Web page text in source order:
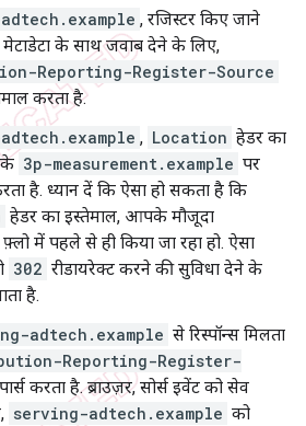
, रजिस्टर किए जाने
मेटाडेटा के साथ जवाब देने के लिए,
Reporting-Register-Source
करता है.
, Location हेडर का
3p-measurement.example पर
है. ध्यान दें कि ऐसा हो सकता है कि
हेडर का इस्तेमाल, आपके मौजूदा
में पहले से ही किया जा रहा हो. ऐसा
302 रीडायरेक्ट करने की सुविधा देने के
है.
adtech.example से रिस्पॉन्स मिलता
Reporting-Register-
करता है. ब्राउज़र, सोर्स इवेंट को सेव
serving-adtech.example को